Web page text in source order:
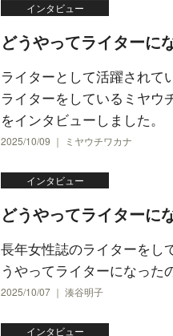
インタビュー
どうやってライターに
ライターとして活躍されて
ライターをしているミヤウ
をインタビューしました。
2025/10/09 ｜ ミヤウチワカナ
インタビュー
どうやってライターに
長年女性誌のライターをし
うやってライターになった
2025/10/07 ｜ 湊谷明子
インタビュー